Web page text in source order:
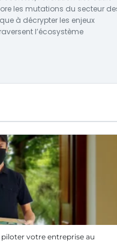
les mutations du secteur
à décrypter les enjeux
l’écosystème
votre entreprise au